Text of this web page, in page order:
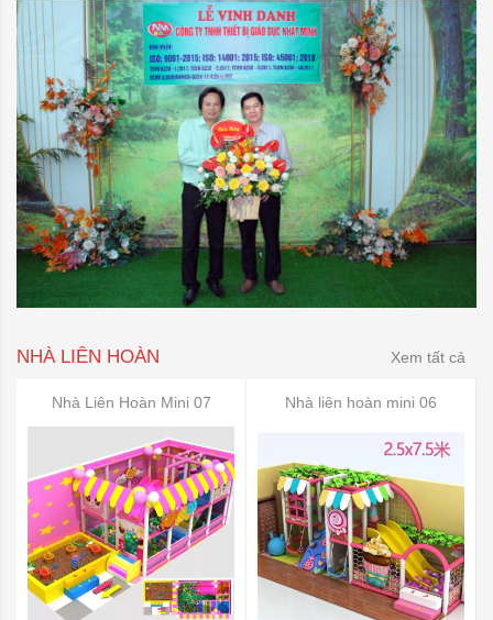
NHÀ LIÊN HOÀN Xem tất cả
Nhà Liên Hoàn Mini 07 Nhà liên hoàn mini 06